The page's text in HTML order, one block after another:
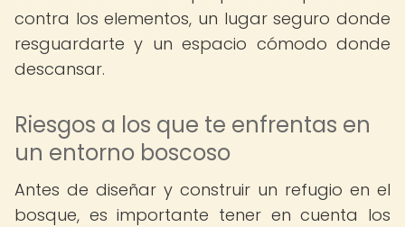
contra los elementos, un lugar seguro donde
resguardarte y un espacio cómodo donde
descansar.
Riesgos a los que te enfrentas en
un entorno boscoso
Antes de diseñar y construir un refugio en el
bosque, es importante tener en cuenta los